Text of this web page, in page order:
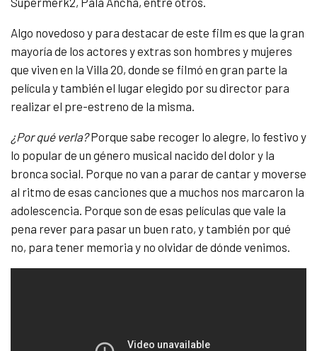
Algo novedoso y para destacar de este film es que la gran
mayoría de los actores y extras son hombres y mujeres
que viven en la Villa 20, donde se filmó en gran parte la
película y también el lugar elegido por su director para
realizar el pre-estreno de la misma.
¿Por qué verla?Porque sabe recoger lo alegre, lo festivo y
lo popular de un género musical nacido del dolor y la
bronca social. Porque no van a parar de cantar y moverse
al ritmo de esas canciones que a muchos nos marcaron la
adolescencia. Porque son de esas películas que vale la
pena rever para pasar un buen rato, y también por qué
no, para tener memoria y no olvidar de dónde venimos.